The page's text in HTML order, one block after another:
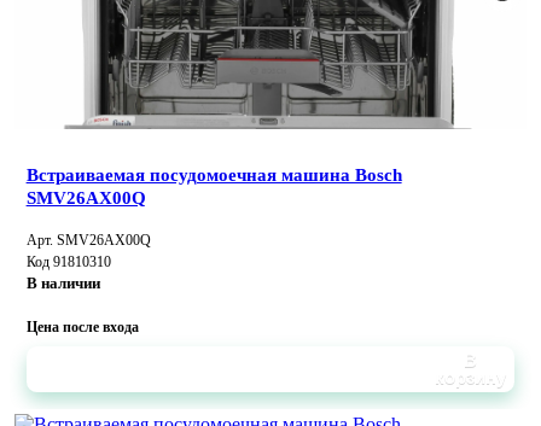
Встраиваемая посудомоечная машина Bosch
SMV26AX00Q
Арт. SMV26AX00Q
Код 91810310
В наличии
Цена после входа
В
корзину